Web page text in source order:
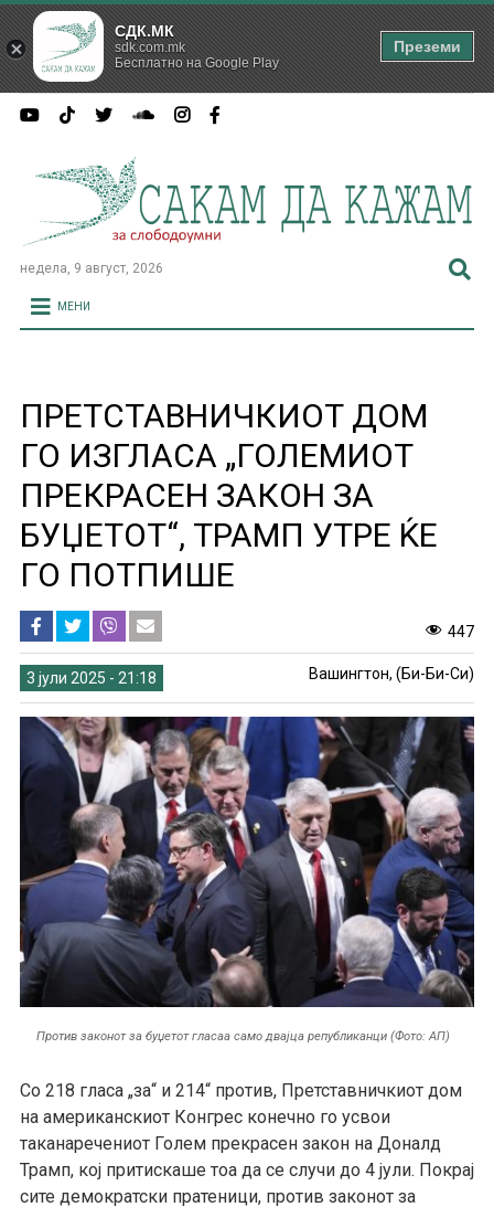
недела, 9 август, 2026
МЕНИ
ПРЕТСТАВНИЧКИОТ ДОМ
ГО ИЗГЛАСА „ГОЛЕМИОТ
ПРЕКРАСЕН ЗАКОН ЗА
БУЏЕТОТ“, ТРАМП УТРЕ ЌЕ
ГО ПОТПИШЕ
447
3 јули 2025 - 21:18 Вашингтон, (Би-Би-Си)
Против законот за буџетот гласаа само двајца републиканци (Фото: АП)
Со 218 гласа „за“ и 214“ против, Претставничкиот дом
на американскиот Конгрес конечно го усвои
таканаречениот Голем прекрасен закон на Доналд
Трамп, кој притискаше тоа да се случи до 4 јули. Покрај
сите демократски пратеници, против законот за
СДК.МК
sdk.com.mk
Бесплатно на Google Play
Преземи